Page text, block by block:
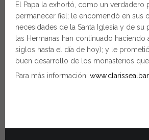
El Papa la exhortó, como un verdadero
permanecer fiel; le encomendó en sus
necesidades de la Santa Iglesia y de su
las Hermanas han continuado
siglos hasta el día de hoy); y le
buen desarrollo de los monasterios
Para más información: